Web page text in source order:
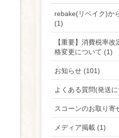
rebake(リベイク)か
(1)
【重要】消費税率
格変更について (1)
お知らせ (101)
よくある質問(発送
スコーンのお取り寄
メディア掲載 (1)